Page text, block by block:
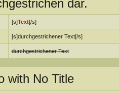
dar.
[s]Text[/s]
[s]durchgestrichener Text[/s]
durchgestrichener Text
with No Title